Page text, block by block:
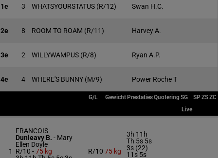
1e 3 WHATSYOURSTATUS (R/12) Swan H.C.
2e 8 ROOM TO ROAM (R/11) Harvey A.
3e 2 WILLYWAMPUS (R/8) Ryan A.P.
4e 4 WHERE'S BUNNY (M/9) Power Roche T
G/L Gewicht PrestatiesQuoteringSG SPZSZC
Live
1
FRANCOIS
Dunleavy B. - Mary
Ellen Doyle
R/10 -75 kg
R/10 75 kg
3h 11h
Th 5s 5s
3s (22)
11s 5s